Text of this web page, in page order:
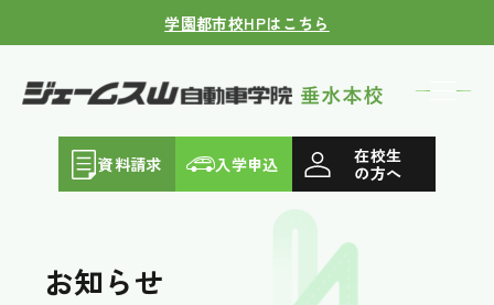
学園都市校HPはこちら
資料請求 入学申込
在校生
の方へ
お知らせ